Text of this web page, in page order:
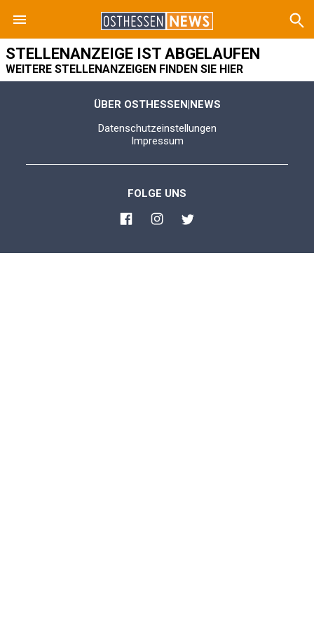
STELLENANZEIGE IST ABGELAUFEN
WEITERE STELLENANZEIGEN FINDEN SIE HIER
ÜBER OSTHESSEN|NEWS
Datenschutzeinstellungen
Impressum
FOLGE UNS